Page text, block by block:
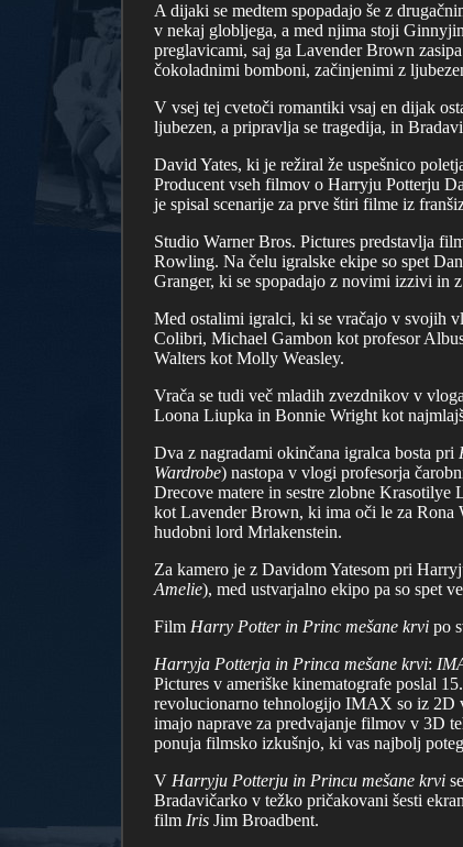
A dijaki se medtem spopadajo še z
v nekaj globljega, a med njima stoji
preglavicami, saj ga Lavender Brown
čokoladnimi bomboni, začinjenimi z
V vsej tej cvetoči romantiki vsaj en dijak
ljubezen, a pripravlja se tragedija, in
David Yates, ki je režiral že uspešnico
Producent vseh filmov o Harryju Potterju
je spisal scenarije za prve štiri filme iz
Studio Warner Bros. Pictures predstavlja
Rowling. Na čelu igralske ekipe so spet
Granger, ki se spopadajo z novimi izzivi in
Med ostalimi igralci, ki se vračajo v svojih
Colibri, Michael Gambon kot profesor
Walters kot Molly Weasley.
Vrača se tudi več mladih zvezdnikov v
Loona Liupka in Bonnie Wright kot
Dva z nagradami okinčana igralca bosta pri
Wardrobe) nastopa v vlogi profesorja
Drecove matere in sestre zlobne
kot Lavender Brown, ki ima oči le za Rona
hudobni lord Mrlakenstein.
Za kamero je z Davidom Yatesom pri
Amelie), med ustvarjalno ekipo pa so spet
Film Harry Potter in Princ mešane krvi po
Harryja Potterja in Princa mešane krvi:
Pictures v ameriške kinematografe poslal
revolucionarno tehnologijo IMAX so iz 2D
imajo naprave za predvajanje filmov v 3D
ponuja filmsko izkušnjo, ki vas najbolj
V Harryju Potterju in Princu mešane krvi
Bradavičarko v težko pričakovani šesti
film Iris Jim Broadbent.